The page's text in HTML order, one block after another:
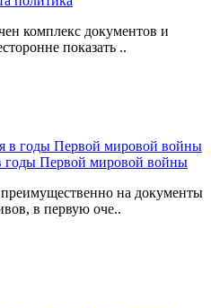
комплекс документов и
показать ..
годы Первой мировой войны
на документы
в первую оче..